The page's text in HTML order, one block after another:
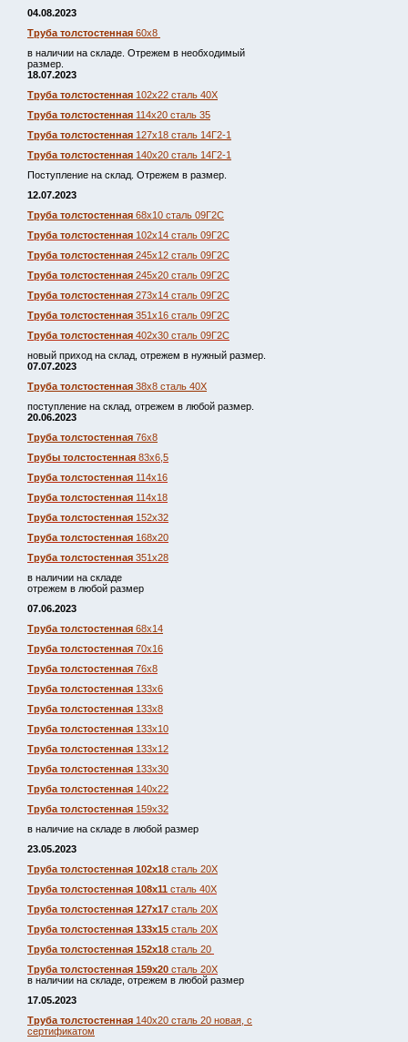
04.08.2023
Труба толстостенная 60х8
в наличии на складе. Отрежем в необходимый
размер.
18.07.2023
Труба толстостенная 102х22 сталь 40Х
Труба толстостенная 114х20 сталь 35
Труба толстостенная 127х18 сталь 14Г2-1
Труба толстостенная 140х20 сталь 14Г2-1
Поступление на склад. Отрежем в размер.
12.07.2023
Труба толстостенная 68х10 сталь 09Г2С
Труба толстостенная 102х14 сталь 09Г2С
Труба толстостенная 245х12 сталь 09Г2С
Труба толстостенная 245х20 сталь 09Г2С
Труба толстостенная 273х14 сталь 09Г2С
Труба толстостенная 351х16 сталь 09Г2С
Труба толстостенная 402х30 сталь 09Г2С
новый приход на склад, отрежем в нужный размер.
07.07.2023
Труба толстостенная 38х8 сталь 40Х
поступление на склад, отрежем в любой размер.
20.06.2023
Труба толстостенная 76х8
Трубы толстостенная 83х6,5
Труба толстостенная 114х16
Труба толстостенная 114х18
Труба толстостенная 152х32
Труба толстостенная 168х20
Труба толстостенная 351х28
в наличии на складе
отрежем в любой размер
07.06.2023
Труба толстостенная 68х14
Труба толстостенная 70х16
Труба толстостенная 76х8
Труба толстостенная 133х6
Труба толстостенная 133х8
Труба толстостенная 133х10
Труба толстостенная 133х12
Труба толстостенная 133х30
Труба толстостенная 140х22
Труба толстостенная 159х32
в наличие на складе в любой размер
23.05.2023
Труба толстостенная 102х18 сталь 20Х
Труба толстостенная 108х11 сталь 40Х
Труба толстостенная 127х17 сталь 20Х
Труба толстостенная 133х15 сталь 20Х
Труба толстостенная 152х18 сталь 20
Труба толстостенная 159х20 сталь 20Х
в наличии на складе, отрежем в любой размер
17.05.2023
Труба толстостенная 140х20 сталь 20 новая, с
сертификатом